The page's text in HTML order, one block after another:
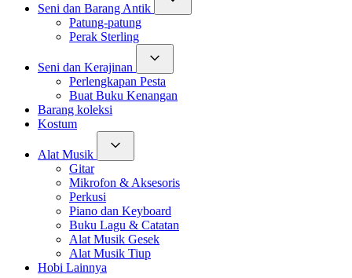
Seni dan Barang Antik
Patung-patung
Perak Sterling
Seni dan Kerajinan
Perlengkapan Pesta
Buat Buku Kenangan
Barang koleksi
Kostum
Alat Musik
Gitar
Mikrofon & Aksesoris
Perkusi
Piano dan Keyboard
Buku Lagu & Catatan
Alat Musik Gesek
Alat Musik Tiup
Hobi Lainnya